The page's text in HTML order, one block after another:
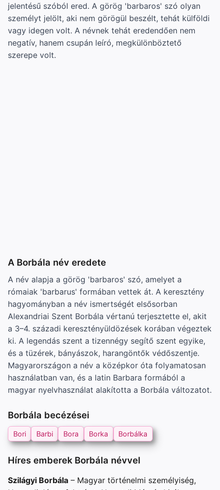
jelentésű szóból ered. A görög 'barbaros' szó olyan
személyt jelölt, aki nem görögül beszélt, tehát külföldi
vagy idegen volt. A névnek tehát eredendően nem
negatív, hanem csupán leíró, megkülönböztető
szerepe volt.
A Borbála név eredete
A név alapja a görög 'barbaros' szó, amelyet a
rómaiak 'barbarus' formában vettek át. A keresztény
hagyományban a név ismertségét elsősorban
Alexandriai Szent Borbála vértanú terjesztette el, akit
a 3–4. századi keresztényüldözések korában végeztek
ki. A legendás szent a tizennégy segítő szent egyike,
és a tüzérek, bányászok, harangöntők védőszentje.
Magyarországon a név a középkor óta folyamatosan
használatban van, és a latin Barbara formából a
magyar nyelvhasználat alakította a Borbála változatot.
Borbála becézései
Bori Barbi Bora Borka Borbálka
Híres emberek Borbála névvel
Szilágyi Borbála – Magyar történelmi személyiség,